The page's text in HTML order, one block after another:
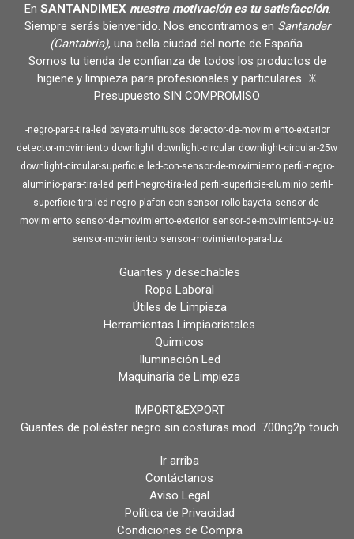
En SANTANDIMEX nuestra motivación es tu satisfacción.
Siempre serás bienvenido. Nos encontramos en Santander
(Cantabria), una bella ciudad del norte de España.
Somos tu tienda de confianza de todos los productos de
higiene y limpieza para profesionales y particulares. ✳️
Presupuesto SIN COMPROMISO
-negro-para-tira-led bayeta-multiusos detector-de-movimiento-exterior
detector-movimiento downlight downlight-circular downlight-circular-25w
downlight-circular-superficie
led-con-sensor-de-movimiento perfil-negro-
aluminio-para-tira-led perfil-negro-tira-led perfil-superficie-aluminio perfil-
superficie-tira-led-negro plafon-con-sensor rollo-bayeta sensor-de-
movimiento sensor-de-movimiento-exterior sensor-de-movimiento-y-luz
sensor-movimiento sensor-movimiento-para-luz
Guantes y desechables
Ropa Laboral
Útiles de Limpieza
Herramientas Limpiacristales
Quimicos
Iluminación Led
Maquinaria de Limpieza
IMPORT&EXPORT
Guantes de poliéster negro sin costuras mod. 700ng2p touch
Ir arriba
Contáctanos
Aviso Legal
Política de Privacidad
Condiciones de Compra